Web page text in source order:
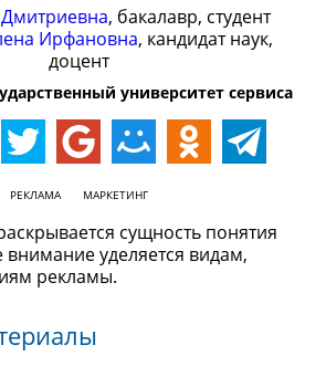
, бакалавр, студент
Ирфановна, кандидат наук,
доцент
университет сервиса
РЕКЛАМА МАРКЕТИНГ
сущность понятия
уделяется видам,
рекламы.